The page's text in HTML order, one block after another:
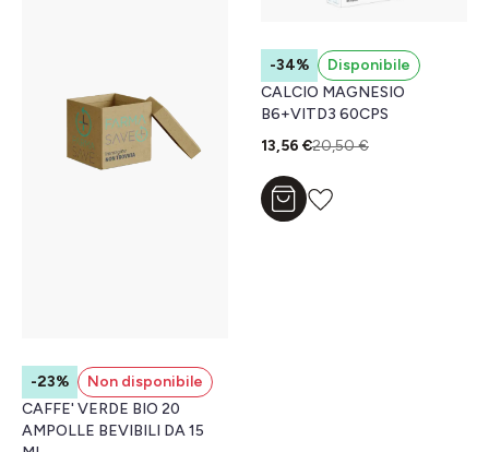
-23%
Non disponibile
CAFFE' VERDE BIO 20
AMPOLLE BEVIBILI DA 15
-34%
Disponibile
CALCIO MAGNESIO
B6+VITD3 60CPS
13,56 €20,50 €
Aggiungi al carrello